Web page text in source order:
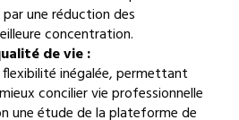
une réduction des
concentration.
de vie :
inégalée, permettant
concilier vie professionnelle
une étude de la plateforme de